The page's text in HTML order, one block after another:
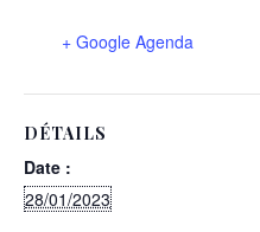
+ Google Agenda
DÉTAILS
Date :
28/01/2023